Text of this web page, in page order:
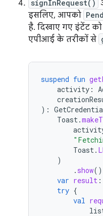
signInRequest()
इसलिए, आपको
है. दिखाए गए इंटेंट को
एपीआई के तरीकों से
suspend fun
activity :
):
Toast.
Toast.
)
. show()
var result :
try {
val